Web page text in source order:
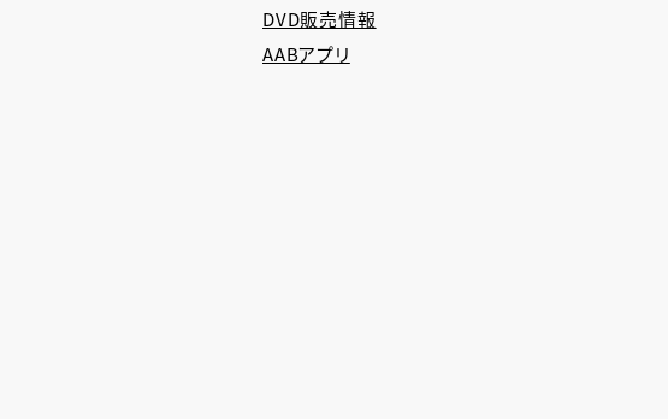
DVD販売情報
AABアプリ